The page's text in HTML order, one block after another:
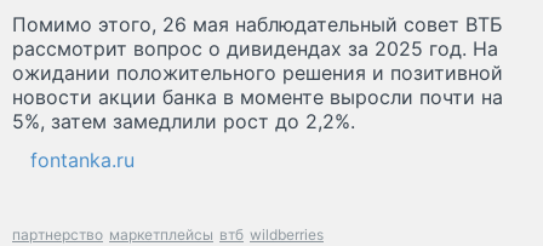
Помимо этого, 26 мая наблюдательный совет ВТБ
рассмотрит вопрос о дивидендах за 2025 год. На
ожидании положительного решения и позитивной
новости акции банка в моменте выросли почти на
5%, затем замедлили рост до 2,2%.
fontanka.ru
партнерство маркетплейсы втб wildberries